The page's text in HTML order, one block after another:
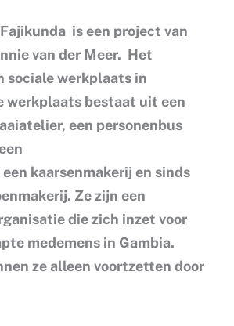
is een project van
van der Meer. Het
sociale werkplaats in
werkplaats bestaat uit een
een personenbus
kaarsenmakerij en sinds
Ze zijn een
die zich inzet voor
medemens in Gambia.
ze alleen voortzetten door